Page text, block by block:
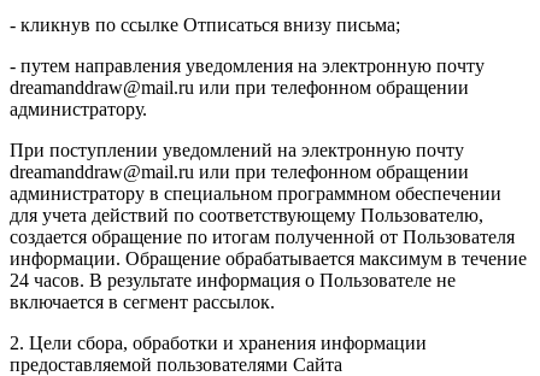
- кликнув по ссылке Отписаться внизу письма;
- путем направления уведомления на электронную почту
dreamanddraw@mail.ru или при телефонном обращении
администратору.
При поступлении уведомлений на электронную почту
dreamanddraw@mail.ru или при телефонном обращении
администратору в специальном программном обеспечении
для учета действий по соответствующему Пользователю,
создается обращение по итогам полученной от Пользователя
информации. Обращение обрабатывается максимум в течение
24 часов. В результате информация о Пользователе не
включается в сегмент рассылок.
2. Цели сбора, обработки и хранения информации
предоставляемой пользователями Сайта